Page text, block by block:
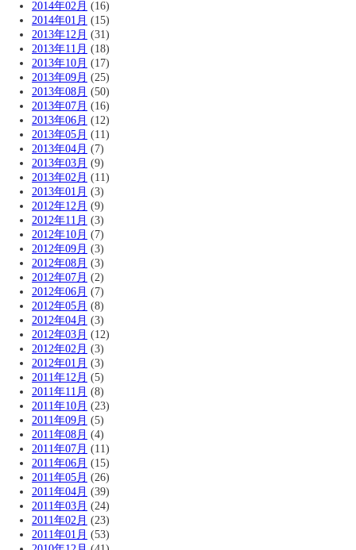
2014年02月 (16)
2014年01月 (15)
2013年12月 (31)
2013年11月 (18)
2013年10月 (17)
2013年09月 (25)
2013年08月 (50)
2013年07月 (16)
2013年06月 (12)
2013年05月 (11)
2013年04月 (7)
2013年03月 (9)
2013年02月 (11)
2013年01月 (3)
2012年12月 (9)
2012年11月 (3)
2012年10月 (7)
2012年09月 (3)
2012年08月 (3)
2012年07月 (2)
2012年06月 (7)
2012年05月 (8)
2012年04月 (3)
2012年03月 (12)
2012年02月 (3)
2012年01月 (3)
2011年12月 (5)
2011年11月 (8)
2011年10月 (23)
2011年09月 (5)
2011年08月 (4)
2011年07月 (11)
2011年06月 (15)
2011年05月 (26)
2011年04月 (39)
2011年03月 (24)
2011年02月 (23)
2011年01月 (53)